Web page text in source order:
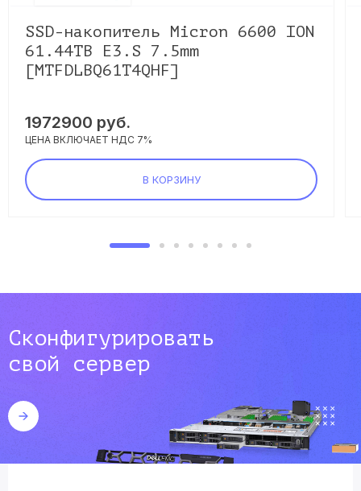
SSD-накопитель Micron 6600 ION
61.44TB E3.S 7.5mm
[MTFDLBQ61T4QHF]
1972900 руб.
ЦЕНА ВКЛЮЧАЕТ НДС 7%
В КОРЗИНУ
Сконфигурировать
свой сервер